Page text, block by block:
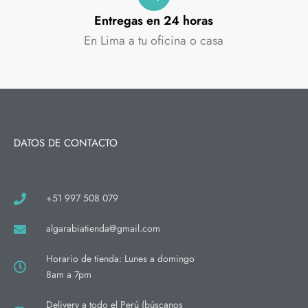
Entregas en 24 horas
En Lima a tu oficina o casa
DATOS DE CONTACTO
+51 997 508 079
algarabiatienda@gmail.com
Horario de tienda: Lunes a domingo
8am a 7pm
Delivery a todo el Perú (búscanos